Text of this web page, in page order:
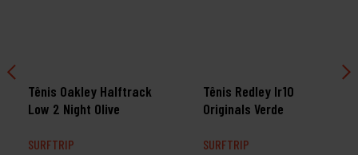
Tênis Oakley Halftrack
Low 2 Night Olive
SURFTRIP
Tênis Redley Ir10
Originals Verde
SURFTRIP